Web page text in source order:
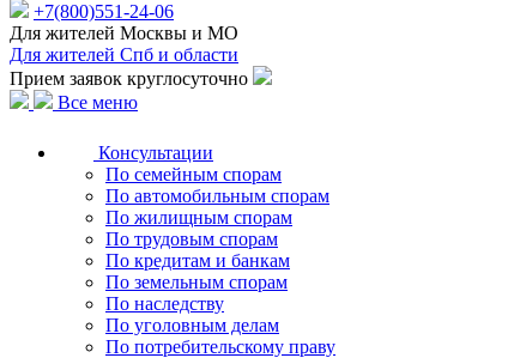
+7(800)551-24-06
Для жителей Москвы и МО
Для жителей Спб и области
Прием заявок круглосуточно
Все меню
Консультации
По семейным спорам
По автомобильным спорам
По жилищным спорам
По трудовым спорам
По кредитам и банкам
По земельным спорам
По наследству
По уголовным делам
По потребительскому праву